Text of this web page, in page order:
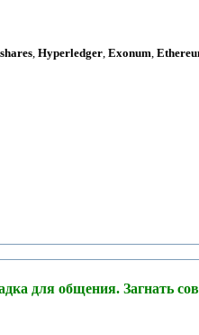
, Hyperledger, Exonum,
для общения. Загнать